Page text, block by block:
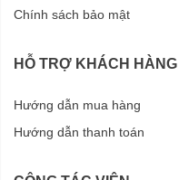
Chính sách bảo mật
HỖ TRỢ KHÁCH HÀNG
Hướng dẫn mua hàng
Hướng dẫn thanh toán